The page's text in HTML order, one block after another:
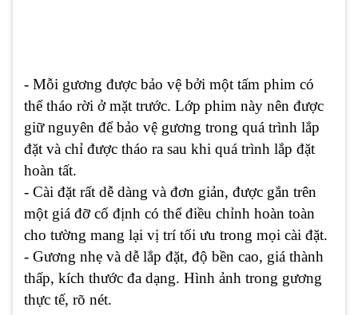
- Mỗi gương được bảo vệ bởi một tấm phim có
thể tháo rời ở mặt trước. Lớp phim này nên được
giữ nguyên để bảo vệ gương trong quá trình lắp
đặt và chỉ được tháo ra sau khi quá trình lắp đặt
hoàn tất.
- Cài đặt rất dễ dàng và đơn giản, được gắn trên
một giá đỡ cố định có thể điều chỉnh hoàn toàn
cho tường mang lại vị trí tối ưu trong mọi cài đặt.
- Gương nhẹ và dễ lắp đặt, độ bền cao, giá thành
thấp, kích thước đa dạng. Hình ảnh trong gương
thực tế, rõ nét.